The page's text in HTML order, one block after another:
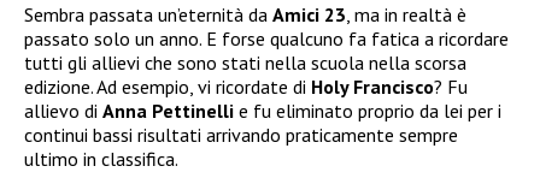
Sembra passata un’eternità da Amici 23 , ma in realtà è
passato solo un anno. E forse qualcuno fa fatica a ricordare
tutti gli allievi che sono stati nella scuola nella scorsa
edizione. Ad esempio, vi ricordate di Holy Francisco? Fu
allievo di Anna Pettinelli e fu eliminato proprio da lei per i
continui bassi risultati arrivando praticamente sempre
ultimo in classifica.